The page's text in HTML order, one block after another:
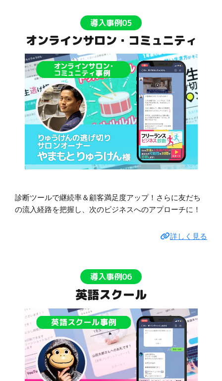
導入事例05
オンラインサロン・コミュニティ
診断ツールで継続率＆顧客満足度アップ！さらに友だち
の流入経路を把握し、次のビジネスへのアプローチに！
詳しく見る
導入事例06
英語スクール